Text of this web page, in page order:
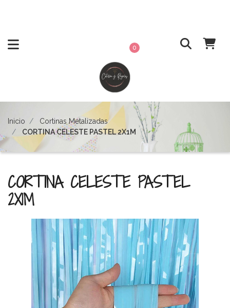
0
Inicio
Cortinas Metalizadas
CORTINA CELESTE PASTEL 2X1M
CORTINA CELESTE PASTEL
2X1M